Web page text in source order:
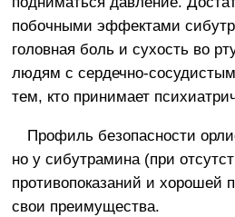
побочными эффектами
головная боль и сухость во
людям с сердечно-
тем, кто принимает
Профиль безопасности
но у сибутрамина (при
противопоказаний и хорошей
свои преимущества.